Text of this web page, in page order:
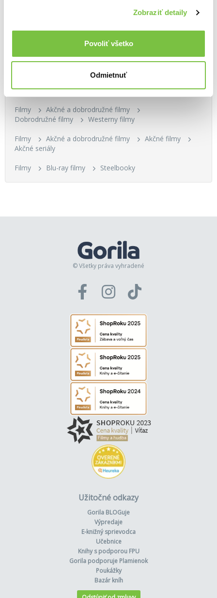
Zobraziť detaily
Povoliť všetko
Odmietnuť
Akčné a dobrodružné
Thrillery a detektívky
Blu-ray
Akčné a dobrodružné
Filmy
Akčné a dobrodružné filmy
Dobrodružné filmy
Westerny filmy
Filmy Akčné a dobrodružné filmy
Akčné filmy
Akčné seriály
Filmy Blu-ray filmy Steelbooky
© Všetky práva vyhradené
Užitočné odkazy
Gorila BLOGuje
Výpredaje
E-knižný sprievodca
Učebnice
Knihy s podporou FPU
Gorila podporuje Plamienok
Poukážky
Bazár kníh